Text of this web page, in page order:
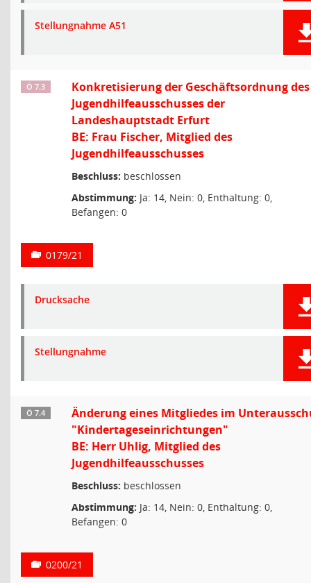
Stellungnahme A51
Ö 7.3
Konkretisierung der Geschäftsordnung des
Jugendhilfeausschusses der
Landeshauptstadt Erfurt
BE: Frau Fischer, Mitglied des
Jugendhilfeausschusses
Beschluss: beschlossen
Abstimmung: Ja: 14, Nein: 0, Enthaltung: 0,
Befangen: 0
0179/21
Drucksache
Stellungnahme
Ö 7.4
Änderung eines Mitgliedes im
"Kindertageseinrichtungen"
BE: Herr Uhlig, Mitglied des
Jugendhilfeausschusses
Beschluss: beschlossen
Abstimmung: Ja: 14, Nein: 0, Enthaltung: 0,
Befangen: 0
0200/21